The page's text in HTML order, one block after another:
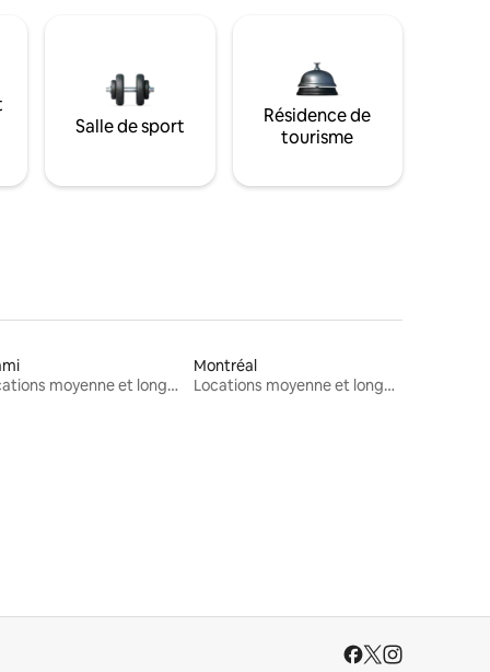
Salle de sport
Résidence de
tourisme
Locations moyenne et longue durée
Montréal
Locations moyenne et longue durée